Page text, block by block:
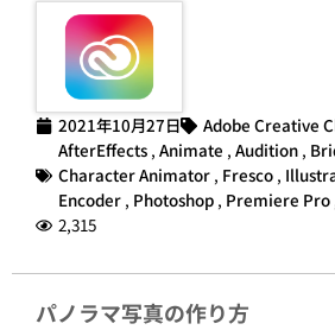
2021年10月27日
Adobe Creative
AfterEffects , Animate , Audition ,
Character Animator , Fresco ,
Encoder , Photoshop , Premiere Pro
2,315
パノラマ写真の作り方